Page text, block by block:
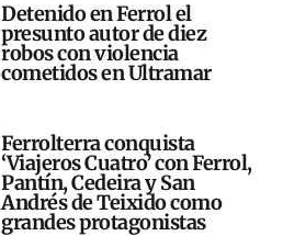
Detenido en Ferrol el
presunto autor de diez
robos con violencia
cometidos en Ultramar
Ferrolterra conquista
‘Viajeros Cuatro’ con Ferrol,
Pantín, Cedeira y San
Andrés de Teixido como
grandes protagonistas